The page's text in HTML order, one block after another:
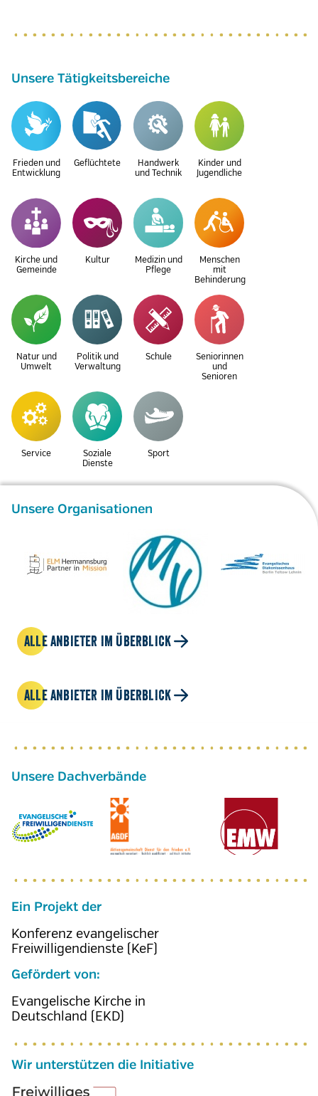
Unsere Tätigkeitsbereiche
Frieden und
Entwicklung
Geflüchtete
Handwerk
und Technik
Kinder und
Jugendliche
Kirche und
Gemeinde
Kultur
Medizin und
Pflege
Menschen
mit
Behinderung
Natur und
Umwelt
Politik und
Verwaltung
Schule
Seniorinnen
und
Senioren
Service
Soziale
Dienste
Sport
Unsere Organisationen
ALLE ANBIETER IM ÜBERBLICK
ALLE ANBIETER IM ÜBERBLICK
Ein Projekt der
Konferenz evangelischer
Freiwilligendienste (KeF)
Gefördert von:
Evangelische Kirche in
Deutschland (EKD)
Wir unterstützen die Initiative